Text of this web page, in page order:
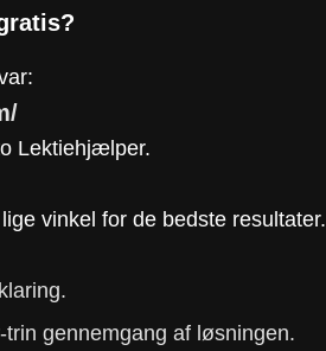
Lektiehjælper.
vinkel for de bedste resultater.
gennemgang af løsningen.